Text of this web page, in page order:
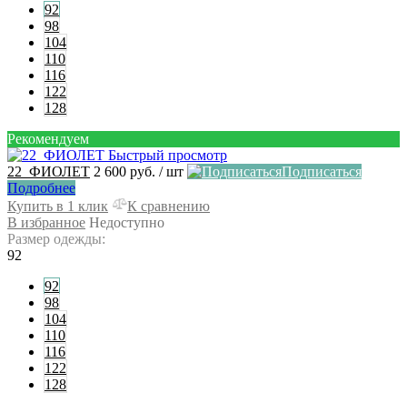
92
98
104
110
116
122
128
Рекомендуем
Быстрый просмотр
22_ФИОЛЕТ 2 600 руб. / шт
Подписаться
Подробнее
Купить в 1 клик
К сравнению
В избранное Недоступно
Размер одежды:
92
92
98
104
110
116
122
128